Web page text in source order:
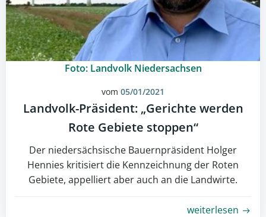
Foto: Landvolk Niedersachsen
vom 05/01/2021
Landvolk-Präsident: „Gerichte werden
Rote Gebiete stoppen“
Der niedersächsische Bauernpräsident Holger
Hennies kritisiert die Kennzeichnung der Roten
Gebiete, appelliert aber auch an die Landwirte.
weiterlesen